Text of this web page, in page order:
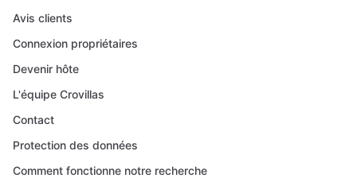
Avis clients
Connexion propriétaires
Devenir hôte
L'équipe Crovillas
Contact
Protection des données
Comment fonctionne notre recherche